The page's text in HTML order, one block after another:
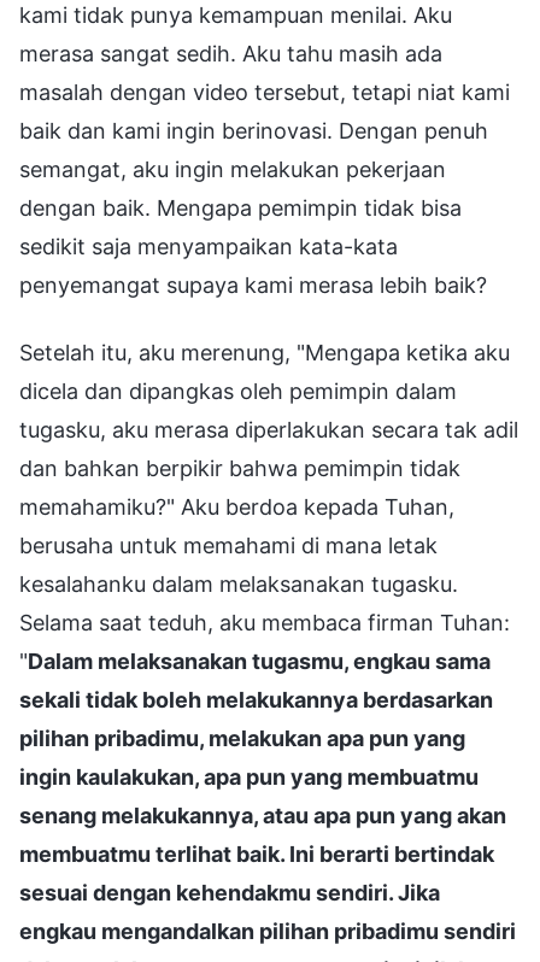
kami tidak punya kemampuan menilai. Aku
merasa sangat sedih. Aku tahu masih ada
masalah dengan video tersebut, tetapi niat kami
baik dan kami ingin berinovasi. Dengan penuh
semangat, aku ingin melakukan pekerjaan
dengan baik. Mengapa pemimpin tidak bisa
sedikit saja menyampaikan kata-kata
penyemangat supaya kami merasa lebih baik?
Setelah itu, aku merenung, "Mengapa ketika aku
dicela dan dipangkas oleh pemimpin dalam
tugasku, aku merasa diperlakukan secara tak adil
dan bahkan berpikir bahwa pemimpin tidak
memahamiku?" Aku berdoa kepada Tuhan,
berusaha untuk memahami di mana letak
kesalahanku dalam melaksanakan tugasku.
Selama saat teduh, aku membaca firman Tuhan:
"Dalam melaksanakan tugasmu, engkau sama
sekali tidak boleh melakukannya berdasarkan
pilihan pribadimu, melakukan apa pun yang
ingin kaulakukan, apa pun yang membuatmu
senang melakukannya, atau apa pun yang akan
membuatmu terlihat baik. Ini berarti bertindak
sesuai dengan kehendakmu sendiri. Jika
engkau mengandalkan pilihan pribadimu sendiri